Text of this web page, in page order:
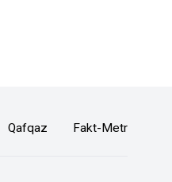
Qafqaz Fakt-Metr